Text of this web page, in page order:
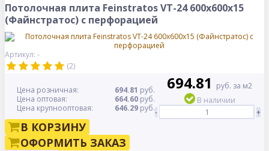
Потолочная плита Feinstratos VT-24 600x600x15
(Файнстратос) с перфорацией
Артикул: -
(2)
Цена розничная: 694.81 руб.
Цена оптовая:
664.60 руб.
Цена крупнооптовая:
646.29 руб.
694.81
руб. за м2
В наличии
-
+
В КОРЗИНУ
ОФОРМИТЬ ЗАКАЗ